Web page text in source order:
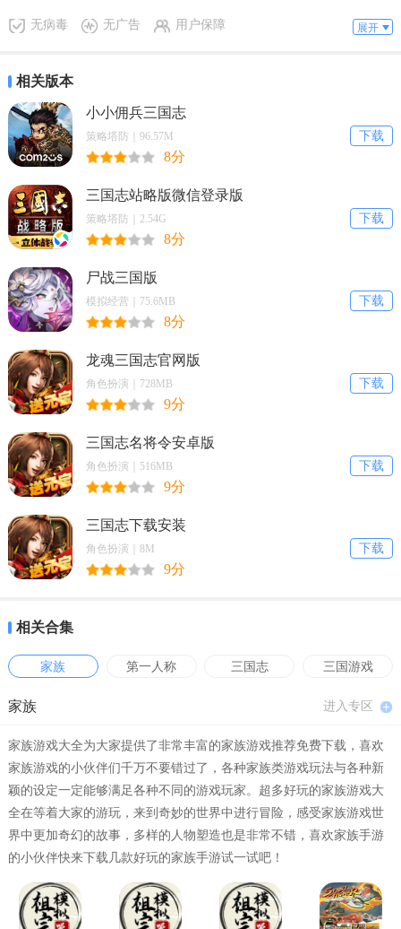
光荣的美工一向令人称道，很多玩家因此都将它的三国人物设计视为
的游戏中一改前作中单张光盘的设计，令人惊异地又加入了一张光
盘，难道《三国志9》真有如此之大的程序容量吗？当然不是！相对于
之前游戏中只有片头、片尾动画的设计，这次的游戏中由于加入了众
多史实事件，因此在游戏中触发这些事件时就会播放对应的动画，而
这些动画占据了整整一张光盘。由于《三国志9》的中文版为光荣汉
化，因此动画中不仅有着中文字幕，更是中文配音，加上该系列游戏
中一向出色的音乐，强烈推荐。
系统：越来越高的要求
相比第一人称射击等极“吃”硬件的游戏，历史策略模拟游戏一直以来
都被认作是对硬件需求最低的游戏，《三国志》系列更是如此。《三
国志9》虽然采用的是2D绘图制作，但或许是加入了太多的新内容，同
时借用了部分《信长之野望：苍天录》的引擎，因此就算在时下强劲
的P4机器上，战略与行动的切换仍然缓慢。当然，随着游戏的进行，
我们可以发现这并不完全是硬件的不足，而很大程度上是因为程序本
身的设定执行问题。但无论怎样，历史策略模拟游戏对于电脑硬件的
需求正在加强，因此如果你的电脑配置不够好，那玩《三国志9》实在
模式：君王的天下
模式也就消失不见了。与此同时，对应武将角色扮演所专设的精致城
市控制界面也被早先单一的城市命令窗口所取代。从总体上来说，虽
展，但原本已引为特色的创新的突然消失仍然让人感到有些遗憾。
彩蛋：教学互动后的惊喜
大部分的玩家都不喜欢玩教学模式，这既是出于对《三国志》系列的
过分熟悉，同时也是一种自信的表现。但是，《三国志9》中的教学模
式却非比寻常，因为这里面隐藏了一个小小的惊喜。完成了教学模式
的剧本后，游戏中会出现两位隐藏的武将：马云騄和黄月英（孔明之
妻），不错吧。相信很多玩家在《三国志8》中都建立过庞大的武将家
族，《三国志 9》一出，就无法再用，岂不可惜，因此游戏中提供了
无病毒 无广告 用户保障 展开
相关版本
小小佣兵三国志
下载
策略塔防｜96.57M
8分
三国志站略版微信登录版
下载
策略塔防｜2.54G
8分
尸战三国版
下载
模拟经营｜75.6MB
8分
龙魂三国志官网版
下载
角色扮演｜728MB
9分
三国志名将令安卓版
下载
角色扮演｜516MB
9分
三国志下载安装
下载
角色扮演｜8M
9分
相关合集
家族 第一人称 三国志 三国游戏
家族 进入专区
家族游戏大全为大家提供了非常丰富的家族游戏推荐免费下载，喜欢
家族游戏的小伙伴们千万不要错过了，各种家族类游戏玩法与各种新
颖的设定一定能够满足各种不同的游戏玩家。超多好玩的家族游戏大
全在等着大家的游玩，来到奇妙的世界中进行冒险，感受家族游戏世
界中更加奇幻的故事，多样的人物塑造也是非常不错，喜欢家族手游
的小伙伴快来下载几款好玩的家族手游试一试吧！